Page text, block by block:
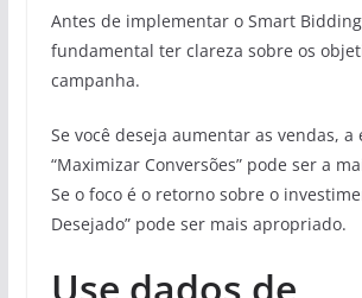
Antes de implementar o Smart
fundamental ter clareza sobre os
campanha.
Se você deseja aumentar as vendas, a
“Maximizar Conversões” pode ser a
Se o foco é o retorno sobre o
Desejado” pode ser mais apropriado.